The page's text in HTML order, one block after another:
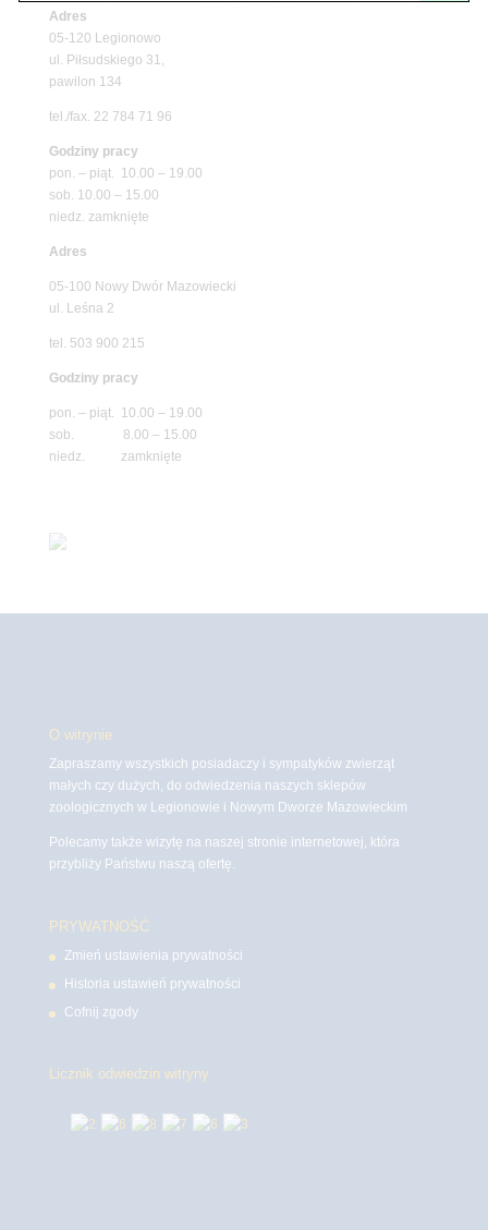
Adres
05-120 Legionowo
ul. Piłsudskiego 31,
pawilon 134
tel./fax. 22 784 71 96
Godziny pracy
pon. – piąt. 10.00 – 19.00
sob. 10.00 – 15.00
niedz. zamknięte
Adres
05-100 Nowy Dwór Mazowiecki
ul. Leśna 2
tel. 503 900 215
Godziny pracy
pon. – piąt. 10.00 – 19.00
sob. 8.00 – 15.00
niedz. zamknięte
O witrynie
Zapraszamy wszystkich posiadaczy i sympatyków zwierząt
małych czy dużych, do odwiedzenia naszych sklepów
zoologicznych w Legionowie i Nowym Dworze Mazowieckim
Polecamy także wizytę na naszej stronie internetowej, która
przybliży Państwu naszą ofertę.
PRYWATNOŚĆ
Zmień ustawienia prywatności
Historia ustawień prywatności
Cofnij zgody
Licznik odwiedzin witryny